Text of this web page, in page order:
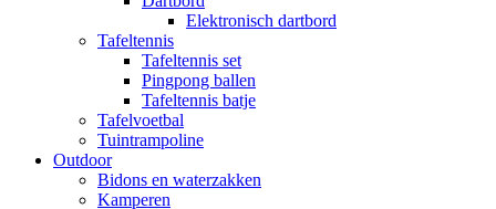
Elektronisch dartbord
Tafeltennis
Tafeltennis set
Pingpong ballen
Tafeltennis batje
Tafelvoetbal
Tuintrampoline
Outdoor
Bidons en waterzakken
Kamperen